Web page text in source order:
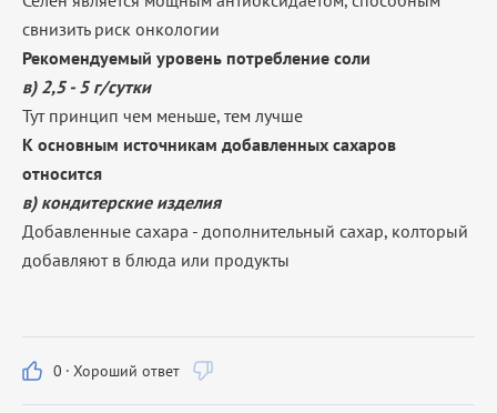
свнизить риск онкологии
Рекомендуемый уровень потребление соли
в) 2,5 - 5 г/сутки
Тут принцип чем меньше, тем лучше
К основным источникам добавленных сахаров
относится
в) кондитерские изделия
Добавленные сахара - дополнительный сахар, колторый
добавляют в блюда или продукты
0 · Хороший ответ